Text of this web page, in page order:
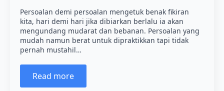
Persoalan demi persoalan mengetuk benak fikiran
kita, hari demi hari jika dibiarkan berlalu ia akan
mengundang mudarat dan bebanan. Persoalan yang
mudah namun berat untuk dipraktikkan tapi tidak
pernah mustahil…
Read more